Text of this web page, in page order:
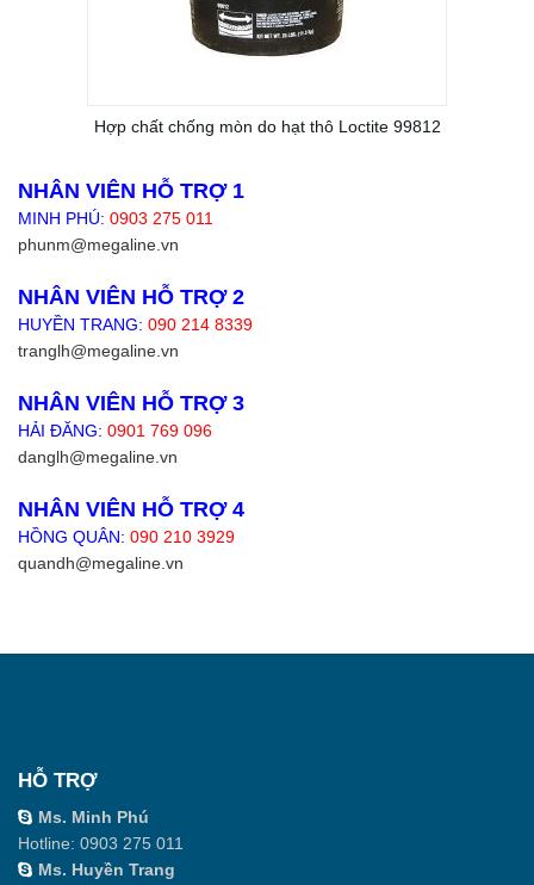
Hợp chất chống mòn do hạt thô Loctite 99812
NHÂN VIÊN HỖ TRỢ 1
MINH PHÚ: 0903 275 011
phunm@megaline.vn
NHÂN VIÊN HỖ TRỢ 2
HUYỀN TRANG: 090 214 8339
tranglh@megaline.vn
NHÂN VIÊN HỖ TRỢ 3
HẢI ĐĂNG: 0901 769 096
danglh@megaline.vn
NHÂN VIÊN HỖ TRỢ 4
HỒNG QUÂN: 090 210 3929
quandh@megaline.vn
HỖ TRỢ
Ms. Minh Phú
Hotline: 0903 275 011
Ms. Huyền Trang